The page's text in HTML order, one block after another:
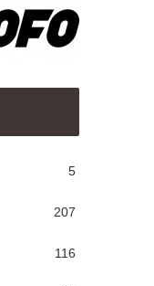
5
207
116